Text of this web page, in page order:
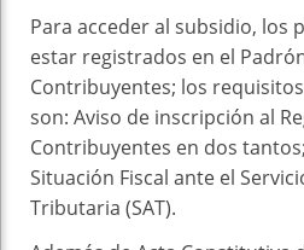
Para acceder al subsidio, los
estar registrados en el
Contribuyentes; los
son: Aviso de inscripción al
Contribuyentes en dos
Situación Fiscal ante el
Tributaria (SAT).